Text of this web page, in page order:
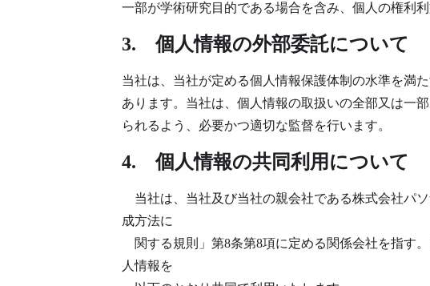
一部が学術研究目的である場合を含み、個人の権利
3. 個人情報の外部委託について
当社は、当社が定める個人情報保護体制の水準を満
あります。当社は、個人情報の取扱いの全部又は一
られるよう、必要かつ適切な監督を行います。
4. 個人情報の共同利用について
当社は、当社及び当社の親会社である株式会社パ
成方法に
関する規則」第8条第8項に定める関係会社を指す
人情報を